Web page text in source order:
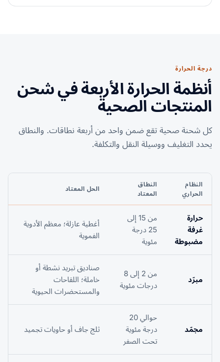
درجة الحرارة
أنظمة الحرارة الأربعة في شحن
المنتجات الصحية
كل شحنة صحية تقع ضمن واحد من أربعة نطاقات. والنطاق
يحدد التغليف ووسيلة النقل والتكلفة.
النظام
الحراري
النطاق
المعتاد
الحل المعتاد
حرارة
غرفة
مضبوطة
من 15 إلى
25 درجة
مئوية
أغطية عازلة؛ معظم الأدوية
الفموية
مبرّد
من 2 إلى 8
درجات مئوية
صناديق تبريد نشطة أو
خاملة؛ اللقاحات
والمستحضرات الحيوية
مجمّد
حوالي 20
درجة مئوية
تحت الصفر
ثلج جاف أو حاويات تجميد